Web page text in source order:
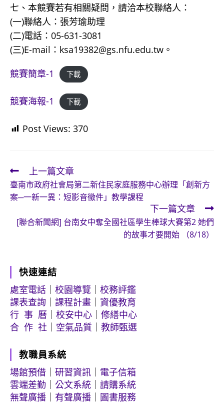
七、本競賽若有相關疑問，請洽本校聯絡人：
(一)聯絡人：張芳瑜助理
(二)電話：05-631-3081
(三)E-mail：ksa19382@gs.nfu.edu.tw。
競賽簡章-1
下載
競賽海報-1 下載
Post Views: 370
Read
more
articles
上一篇文章
臺南市政府社會局第二新住民家庭服務中心辦理「創新方
案─一新一異：短影音徵件」教學課程
下一篇文章
[聯合新聞網] 台南女中奪全國社區學生棒球大賽第2 她們
的故事才要開始 （8/18）
快速連結
處室電話
校園導覽
校務評鑑
課表查詢
課程計畫
資優教育
行 事 曆
校安中心
修繕中心
合 作 社
空氣品質 教師甄選
教職員系統
場館預借
研習資訊
電子信箱
雲端差勤
公文系統
請購系統
無聲廣播
有聲廣播 圖書服務